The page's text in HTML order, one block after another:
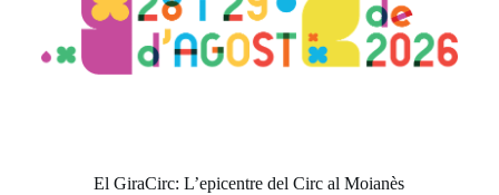
El GiraCirc: L’epicentre del Circ al Moianès​